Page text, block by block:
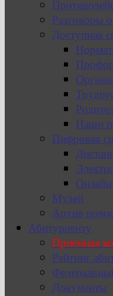
Разговоры
Доступная
Наши
Цифровая
Музей
Архив
Абитуриенту
Приемная
Рейтинг
Документы